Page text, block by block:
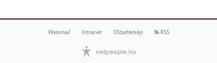
Webmail Intranet Oldaltérkép RSS